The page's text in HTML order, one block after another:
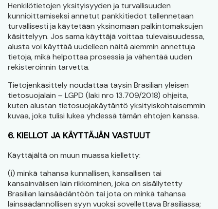
Henkilötietojen yksityisyyden ja turvallisuuden
kunnioittamiseksi annetut pankkitiedot tallennetaan
turvallisesti ja käytetään yksinomaan palkintomaksujen
käsittelyyn. Jos sama käyttäjä voittaa tulevaisuudessa,
alusta voi käyttää uudelleen näitä aiemmin annettuja
tietoja, mikä helpottaa prosessia ja vähentää uuden
rekisteröinnin tarvetta.
Tietojenkäsittely noudattaa täysin Brasilian yleisen
tietosuojalain – LGPD (laki nro 13.709/2018) ohjeita,
kuten alustan tietosuojakäytäntö yksityiskohtaisemmin
kuvaa, joka tulisi lukea yhdessä tämän ehtojen kanssa.
6. KIELLOT JA KÄYTTÄJÄN VASTUUT
Käyttäjältä on muun muassa kielletty:
(i) minkä tahansa kunnallisen, kansallisen tai
kansainvälisen lain rikkominen, joka on sisällytetty
Brasilian lainsäädäntöön tai jota on minkä tahansa
lainsäädännöllisen syyn vuoksi sovellettava Brasiliassa;